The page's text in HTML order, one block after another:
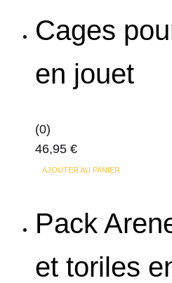
Cages
en jouet
(0)
46,95 €
AJOUTER AU PANIER
Pack
et toriles